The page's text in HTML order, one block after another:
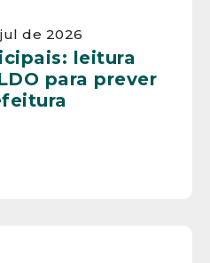
de 2026
leitura
para prever